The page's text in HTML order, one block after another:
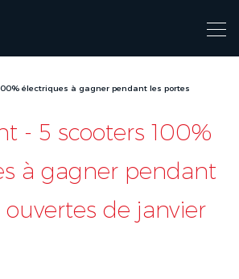
électriques à gagner pendant les portes
- 5 scooters 100%
à gagner pendant
ouvertes de janvier